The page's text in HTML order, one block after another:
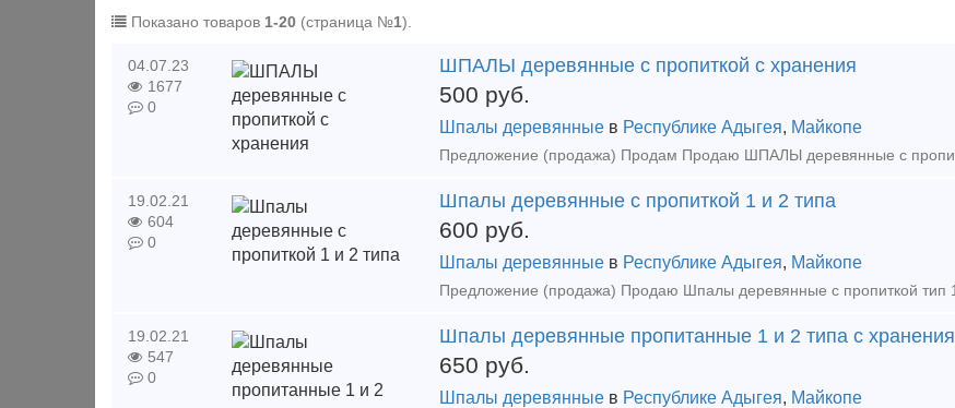
Показано товаров 1-20 (страница №1).
04.07.23
1677
0
ШПАЛЫ деревянные с пропиткой с хранения
500 руб.
Шпалы деревянные в Республике Адыгея, Майкопе
19.02.21
604
0
Шпалы деревянные с пропиткой 1 и 2 типа
600 руб.
Шпалы деревянные в Республике Адыгея, Майкопе
19.02.21
547
0
Шпалы деревянные пропитанные 1 и 2 типа с хранения
650 руб.
Шпалы деревянные в Республике Адыгея, Майкопе